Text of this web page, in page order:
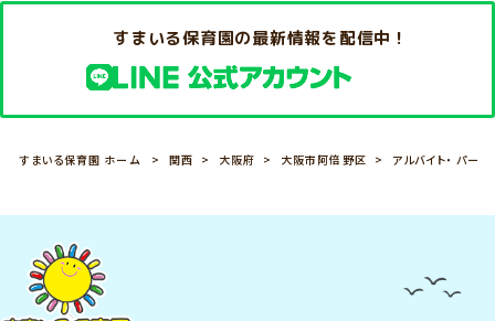
すまいる保育園の最新情報を配信中！
すまいる保育園 ホーム 関西 大阪府 大阪市阿倍野区 アルバイト・ パート